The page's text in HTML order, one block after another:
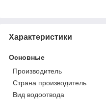
Характеристики
Основные
Производитель
Страна производитель
Вид водоотвода